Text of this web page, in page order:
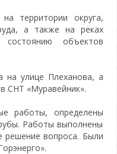
территории округа,
а также на реках
объектов
на улице Плеханова, а
СНТ «Муравейник».
работы, определены
Работы выполнены
решение вопроса. Были